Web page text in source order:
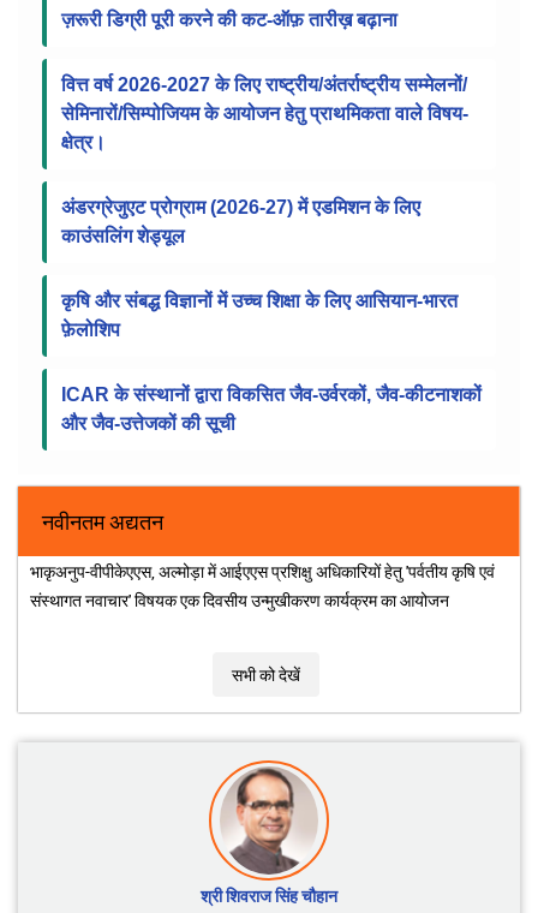
सूचना पट्ट
ICAR में RMP के चयन के लिए संशोधित स्कोरकार्ड, वेटेज
फ्रेमवर्क और SOP
ज़रूरी डिग्री पूरी करने की कट-ऑफ़ तारीख़ बढ़ाना
सेमिनारों/सिम्पोजियम के आयोजन हेतु प्राथमिकता वाले विषय-
क्षेत्र।
अंडरग्रेजुएट प्रोग्राम (2026-27) में एडमिशन के लिए
काउंसलिंग शेड्यूल
कृषि और संबद्ध विज्ञानों में उच्च शिक्षा के लिए आसियान-भारत
फ़ेलोशिप
ICAR के संस्थानों द्वारा विकसित जैव-उर्वरकों, जैव-कीटनाशकों
और जैव-उत्तेजकों की सूची
नवीनतम अद्यतन
भाकृअनुप-वीपीकेएएस, अल्मोड़ा में आईएएस प्रशिक्षु अधिकारियों हेतु 'पर्वतीय कृषि एवं
संस्थागत नवाचार' विषयक एक दिवसीय उन्मुखीकरण कार्यक्रम का आयोजन
सभी को देखें